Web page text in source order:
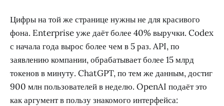
Цифры на той же странице нужны не для красивого
фона. Enterprise уже даёт более 40% выручки. Codex
с начала года вырос более чем в 5 раз. API, по
заявлению компании, обрабатывает более 15 млрд
токенов в минуту. ChatGPT, по тем же данным, достиг
900 млн пользователей в неделю. OpenAI подаёт это
как аргумент в пользу знакомого интерфейса: